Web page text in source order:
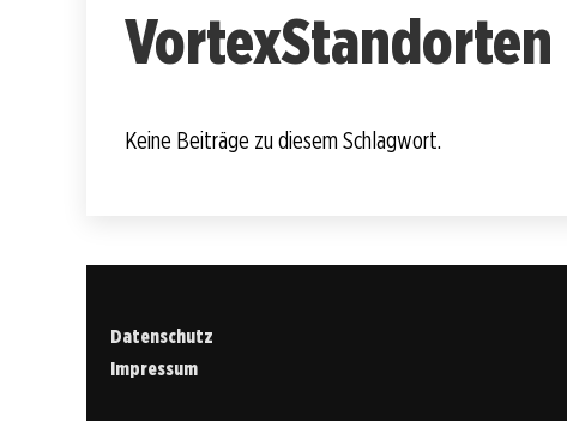
VortexStandorten
Keine Beiträge zu diesem Schlagwort.
Datenschutz
Impressum